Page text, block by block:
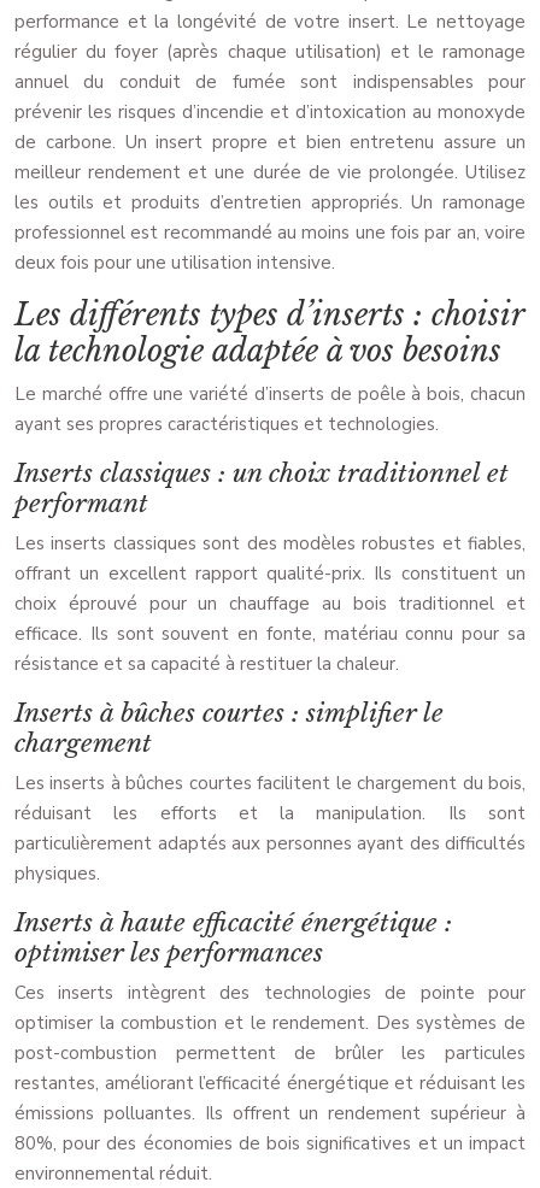
performance et la longévité de votre insert. Le nettoyage
régulier du foyer (après chaque utilisation) et le ramonage
annuel du conduit de fumée sont indispensables pour
prévenir les risques d’incendie et d’intoxication au monoxyde
de carbone. Un insert propre et bien entretenu assure un
meilleur rendement et une durée de vie prolongée. Utilisez
les outils et produits d’entretien appropriés. Un ramonage
professionnel est recommandé au moins une fois par an, voire
deux fois pour une utilisation intensive.
Les différents types d’inserts : choisir
la technologie adaptée à vos besoins
Le marché offre une variété d’inserts de poêle à bois, chacun
ayant ses propres caractéristiques et technologies.
Inserts classiques : un choix traditionnel et
performant
Les inserts classiques sont des modèles robustes et fiables,
offrant un excellent rapport qualité-prix. Ils constituent un
choix éprouvé pour un chauffage au bois traditionnel et
efficace. Ils sont souvent en fonte, matériau connu pour sa
résistance et sa capacité à restituer la chaleur.
Inserts à bûches courtes : simplifier le
chargement
Les inserts à bûches courtes facilitent le chargement du bois,
réduisant les efforts et la manipulation. Ils sont
particulièrement adaptés aux personnes ayant des difficultés
physiques.
Inserts à haute efficacité énergétique :
optimiser les performances
Ces inserts intègrent des technologies de pointe pour
optimiser la combustion et le rendement. Des systèmes de
post-combustion permettent de brûler les particules
restantes, améliorant l’efficacité énergétique et réduisant les
émissions polluantes. Ils offrent un rendement supérieur à
80%, pour des économies de bois significatives et un impact
environnemental réduit.